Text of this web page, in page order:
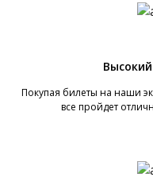
Покупая билеты на наши
все пройдет